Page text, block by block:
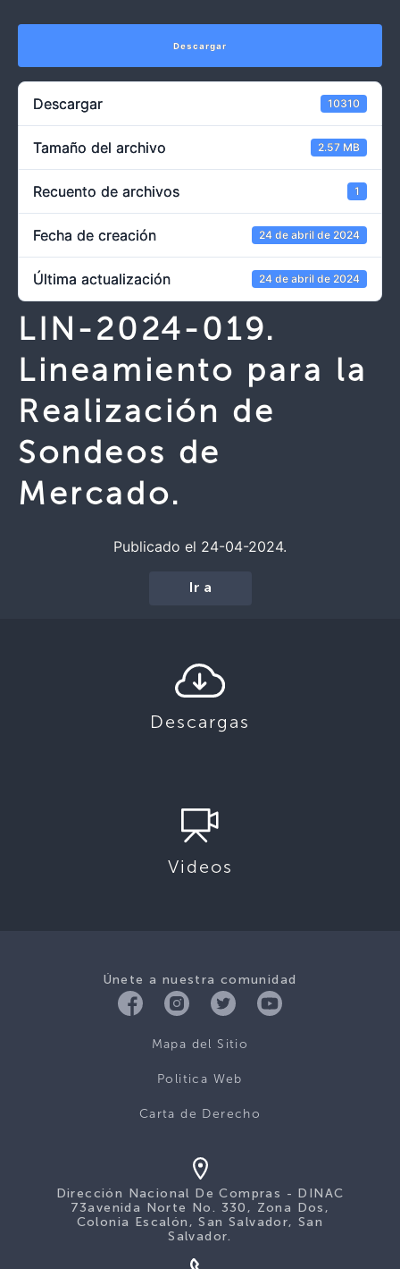
Descargar
Descargar 10310
Tamaño del archivo 2.57 MB
Recuento de archivos 1
Fecha de creación 24 de abril de 2024
Última actualización 24 de abril de 2024
LIN-2024-019.
Lineamiento para la
Realización de
Sondeos de
Mercado.
Publicado el 24-04-2024.
Ir a
Descargas
Videos
Únete a nuestra comunidad
Mapa del Sitio
Politica Web
Carta de Derecho
Dirección Nacional De Compras - DINAC
73avenida Norte No. 330, Zona Dos,
Colonia Escalón, San Salvador, San
Salvador.